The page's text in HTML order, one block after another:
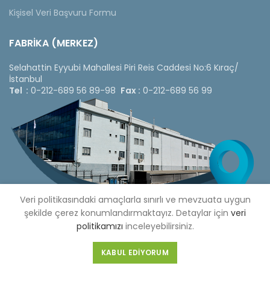
Kişisel Veri Başvuru Formu
FABRİKA (MERKEZ)
Selahattin Eyyubi Mahallesi Piri Reis Caddesi No:6 Kıraç/
İstanbul
Tel : 0-212-689 56 89-98 Fax : 0-212-689 56 99
Veri politikasındaki amaçlarla sınırlı ve mevzuata uygun
şekilde çerez konumlandırmaktayız. Detaylar için veri
politikamızı inceleyebilirsiniz.
KABUL EDIYORUM